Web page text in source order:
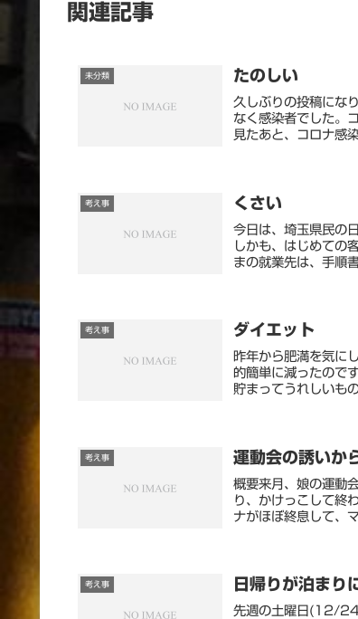
関連記事
未分類 たのしい
久しぶりの投稿にな
なく感染者でした。
見たあと、コロナ感
考え事 くさい
今日は、埼玉県民の
しかも、はじめての
まの就業先は、手順
考え事 ダイエット
昨年から肥満を気に
的簡単に減ったので
貯まってうれしいも
考え事 運動会の誘いか
概要来月、娘の運動
り、かけっこして終
ナがほぼ終息して、
考え事 日帰りが泊まり
先週の土曜日(12/